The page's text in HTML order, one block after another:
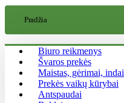
Pradžia
Biuro reikmenys
Švaros prekės
Maistas, gėrimai, indai
Prekės vaikų kūrybai
Antspaudai